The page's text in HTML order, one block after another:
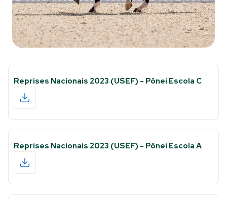
Reprises Nacionais 2023 (USEF) - Pônei Escola C
Reprises Nacionais 2023 (USEF) - Pônei Escola A